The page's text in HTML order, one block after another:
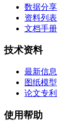
数据分享
资料列表
文档手册
技术资料
最新信息
图纸模型
论文专利
使用帮助